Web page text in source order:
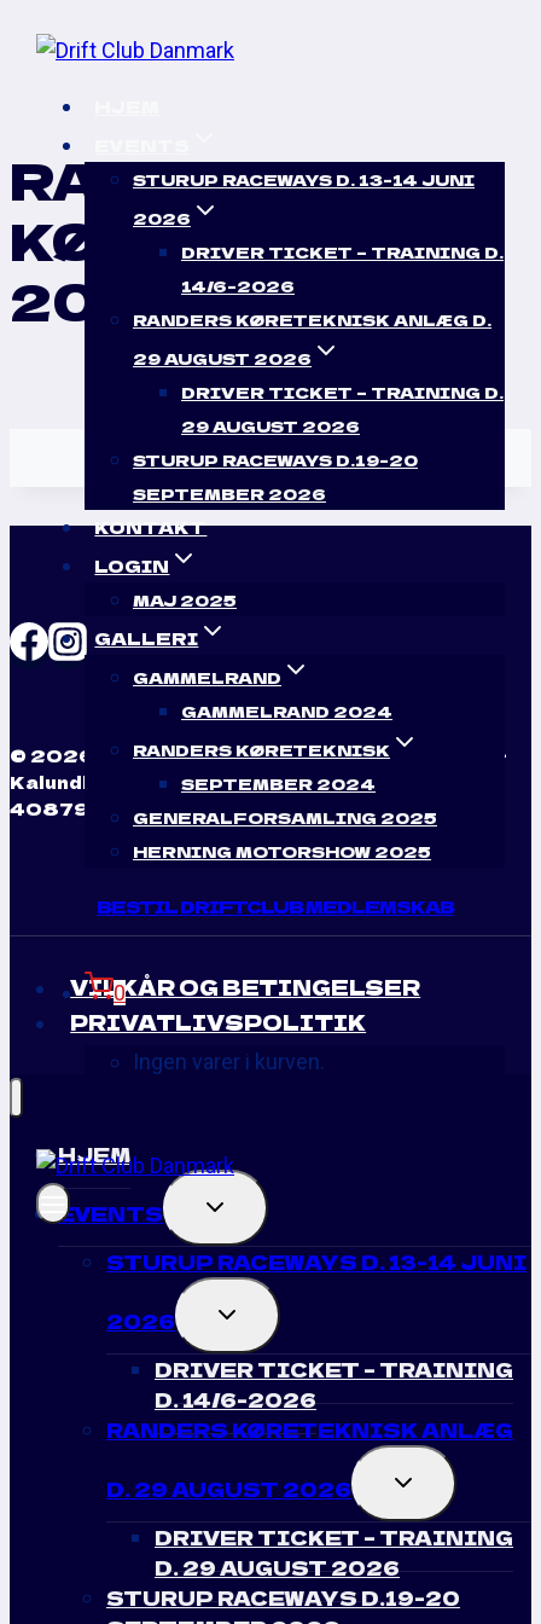
STURUP RACEWAYS D. 13-14 JUNI
2026
DRIVER TICKET – TRAINING D.
14/6-2026
RANDERS KØRETEKNISK ANLÆG D.
29 AUGUST 2026
DRIVER TICKET – TRAINING D.
29 AUGUST 2026
STURUP RACEWAYS D.19-20
SEPTEMBER 2026
KONTAKT
LOGIN
MAJ 2025
GALLERI
GAMMELRAND
GAMMELRAND 2024
RANDERS KØRETEKNISK
SEPTEMBER 2024
GENERALFORSAMLING 2025
HERNING MOTORSHOW 2025
BESTIL DRIFTCLUB MEDLEMSKAB
0
Ingen varer i kurven.
RANDERS
KØRETEKNISK
2024
© 2026 Drift Club Danmark - CVR 44528398 -
Kalundborgvej 91, 4470 Svebølle - Telefon:
40879270 Website byAutobrand.dk
VILKÅR OG BETINGELSER
PRIVATLIVSPOLITIK
HJEM
EVENTS TOGGLE
CHILD
MENU
STURUP RACEWAYS D. 13-14 JUNI
2026 TOGGLE
CHILD
MENU
DRIVER TICKET – TRAINING
D. 14/6-2026
RANDERS KØRETEKNISK ANLÆG
D. 29 AUGUST 2026 TOGGLE
CHILD
MENU
DRIVER TICKET – TRAINING
D. 29 AUGUST 2026
STURUP RACEWAYS D.19-20